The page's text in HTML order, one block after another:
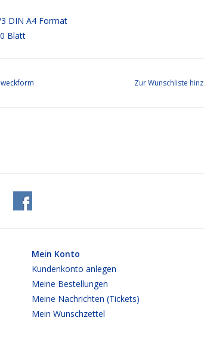
DIN A4 Format
Blatt
Zur Wunschliste
Mein Konto
Kundenkonto anlegen
Meine Bestellungen
Meine Nachrichten (Tickets)
Mein Wunschzettel